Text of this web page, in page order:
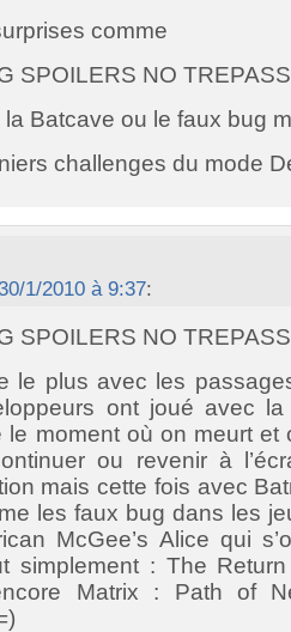
comme
SPOILERS NO
la Batcave ou le faux bug
challenges du mode
1/2010 à 9:37:
SPOILERS NO
le plus avec les
ont joué avec
le moment où on meurt et
ou revenir à
mais cette fois avec
les faux bug dans les
McGee’s Alice qui
simplement : The
Matrix : Path of